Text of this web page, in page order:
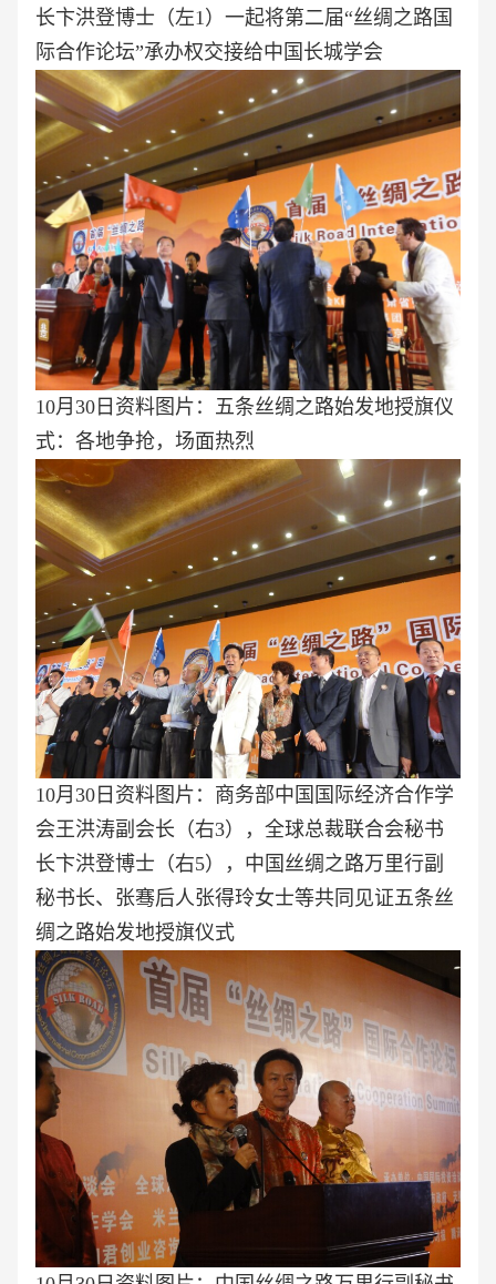
长卞洪登博士（左1）一起将第二届“丝绸之路国
际合作论坛”承办权交接给中国长城学会
10月30日资料图片：五条丝绸之路始发地授旗仪
式：各地争抢，场面热烈
10月30日资料图片：商务部中国国际经济合作学
会王洪涛副会长（右3），全球总裁联合会秘书
长卞洪登博士（右5）， 中国丝绸之路万里行副
秘书长、张骞后人张得玲女士等共同见证五条丝
绸之路始发地授旗仪式